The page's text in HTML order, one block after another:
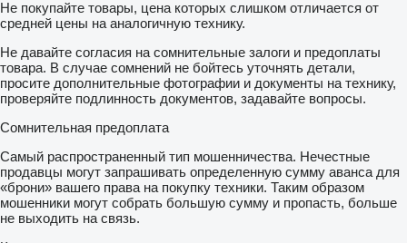
Не покупайте товары, цена которых слишком отличается от
средней цены на аналогичную технику.
Не давайте согласия на сомнительные залоги и предоплаты
товара. В случае сомнений не бойтесь уточнять детали,
просите дополнительные фотографии и документы на технику,
проверяйте подлинность документов, задавайте вопросы.
Сомнительная предоплата
Самый распространенный тип мошенничества. Нечестные
продавцы могут запрашивать определенную сумму аванса для
«брони» вашего права на покупку техники. Таким образом
мошенники могут собрать большую сумму и пропасть, больше
не выходить на связь.